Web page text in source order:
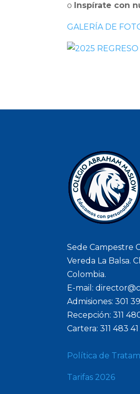
o Inspírate con
GALERÍA DE
Sede Campestre
Vereda La Balsa.
Colombia.
E-mail:
Admisiones: 301
Recepción: 311
Cartera: 311 483
Política de
Tarifas 2026